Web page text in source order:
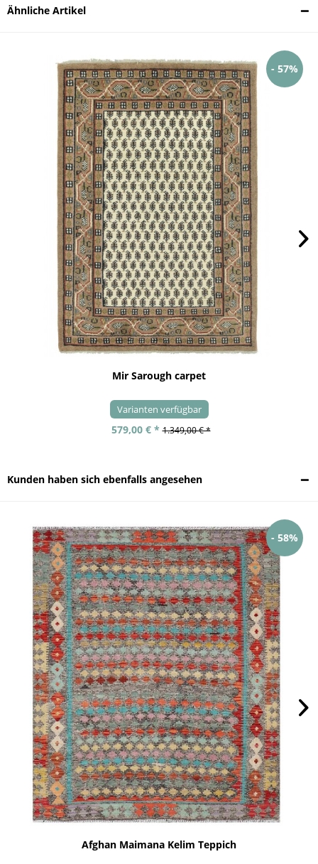
Ähnliche Artikel
- 57%
Mir Sarough carpet
Varianten verfügbar
579,00 € * 1.349,00 € *
Kunden haben sich ebenfalls angesehen
- 58%
Afghan Maimana Kelim Teppich